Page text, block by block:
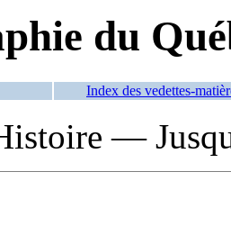
du
Index des vedettes-
—